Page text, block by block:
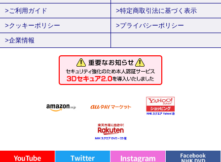
>ご利用ガイド
>特定商取引法に基づく表示
>クッキーポリシー
>プライバシーポリシー
>企業情報